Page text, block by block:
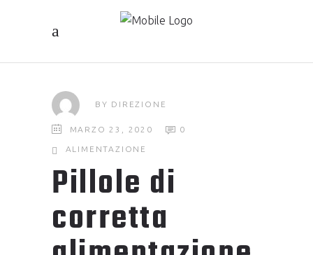
BY DIREZIONE
MARZO 23, 2020 0
ALIMENTAZIONE
Pillole di
corretta